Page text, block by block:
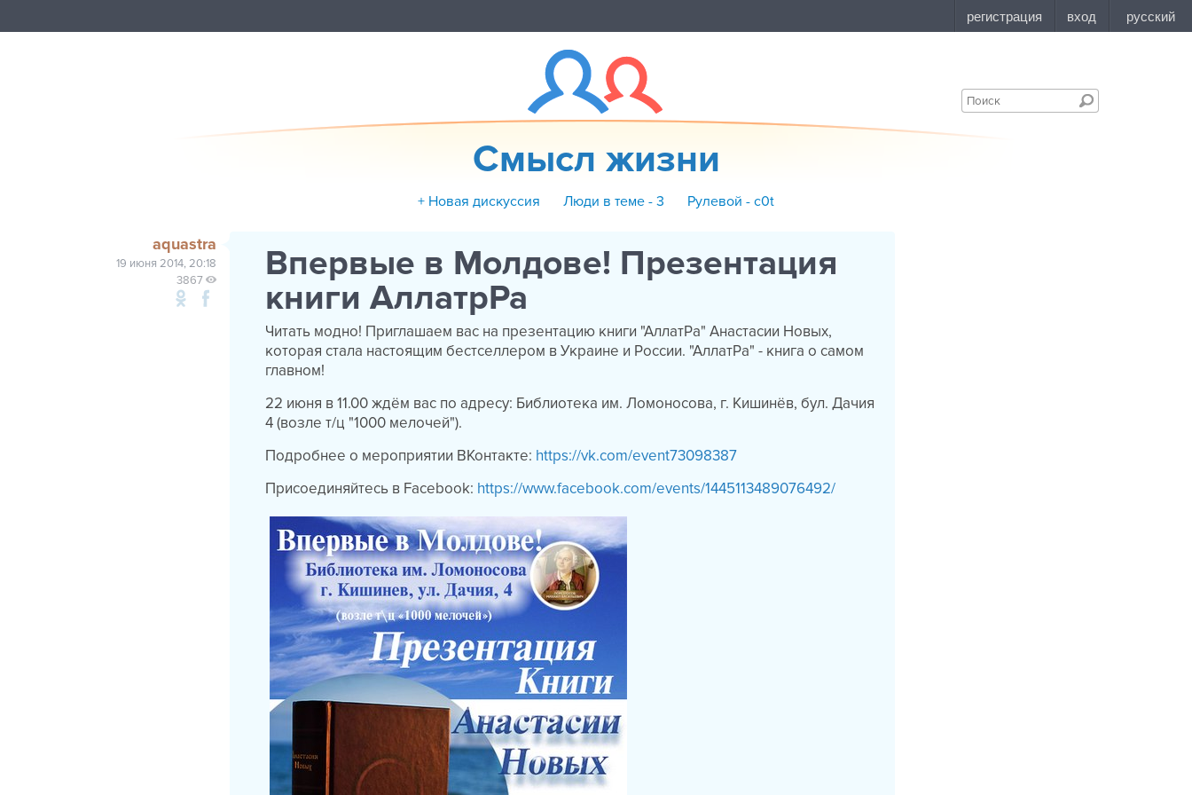
Cмысл жизни
+ Новая дискуссия Люди в теме - 3 Рулевой - c0t
aquastra
19 июня 2014, 20:18
3867
Впервые в Молдове! Презентация
книги АллатрРа
Читать модно! Приглашаем вас на презентацию книги "АллатРа" Анастасии Новых,
которая стала настоящим бестселлером в Украине и России. "АллатРа" - книга о самом
главном!
22 июня в 11.00 ждём вас по адресу: Библиотека им. Ломоносова, г. Кишинёв, бул. Дачия
4 (возле т/ц "1000 мелочей").
Подробнее о мероприятии ВКонтакте: https://vk.com/event73098387
Присоединяйтесь в Facebook: https://www.facebook.com/events/1445113489076492/